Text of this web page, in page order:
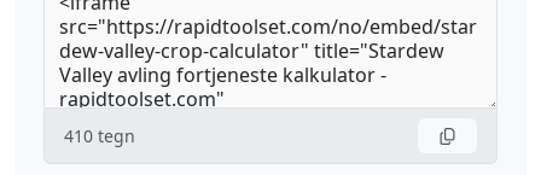
410 tegn